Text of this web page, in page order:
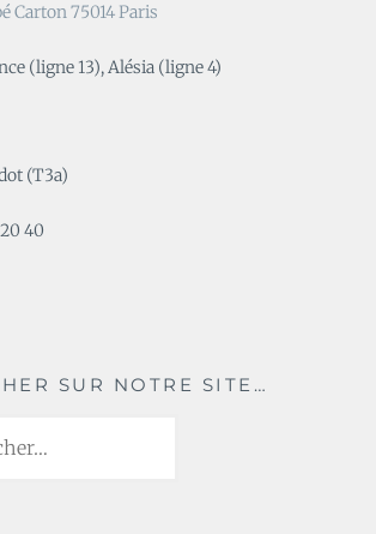
Carton 75014 Paris
(ligne 13), Alésia (ligne 4)
(T3a)
40
SUR NOTRE SITE…